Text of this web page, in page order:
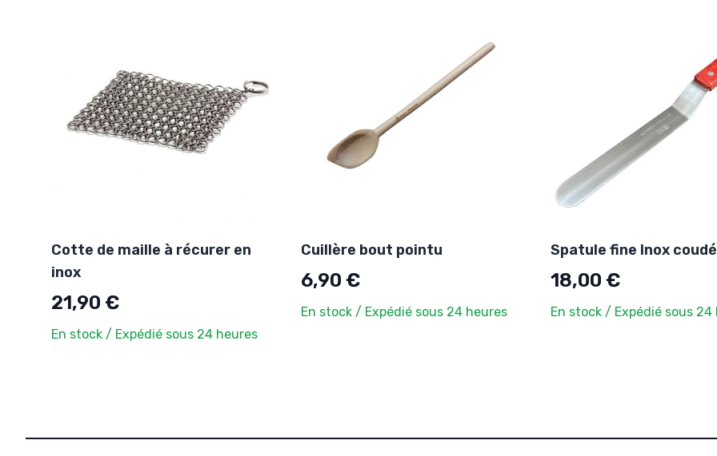
Cotte de maille à récurer en
inox
21,90 €
En stock / Expédié sous 24 heures
Cuillère bout pointu
6,90 €
En stock / Expédié sous 24 heures
Spatule fine Inox
18,00 €
En stock / Expédié sous 24